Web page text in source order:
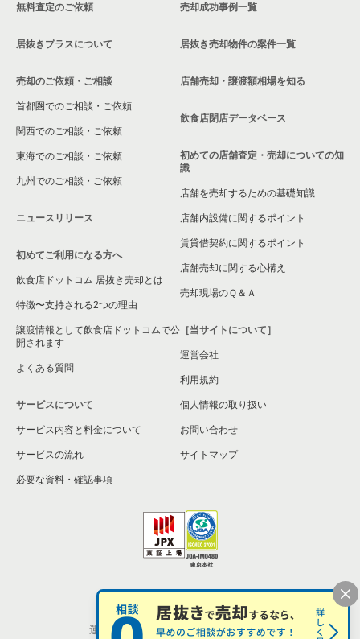
中野区の飲食店の居抜き売却物件の案件一覧
無料査定のご依頼
居抜きプラスについて
売却のご依頼・ご相談
首都圏でのご相談・ご依頼
関西でのご相談・ご依頼
東海でのご相談・ご依頼
九州でのご相談・ご依頼
ニュースリリース
初めてご利用になる方へ
飲食店ドットコム 居抜き売却とは
特徴〜支持される2つの理由
譲渡情報として飲食店ドットコムで公
開されます
よくある質問
サービスについて
サービス内容と料金について
サービスの流れ
必要な資料・確認事項
売却成功事例一覧
居抜き売却物件の案件一覧
店舗売却・譲渡額相場を知る
飲食店閉店データベース
初めての店舗査定・売却についての知
識
店舗を売却するための基礎知識
店舗内設備に関するポイント
賃貸借契約に関するポイント
店舗売却に関する心構え
売却現場のＱ＆Ａ
［当サイトについて］
運営会社
利用規約
個人情報の取り扱い
お問い合わせ
サイトマップ
個人情報の取扱い
運営会社 株式会社シンクロ・フード